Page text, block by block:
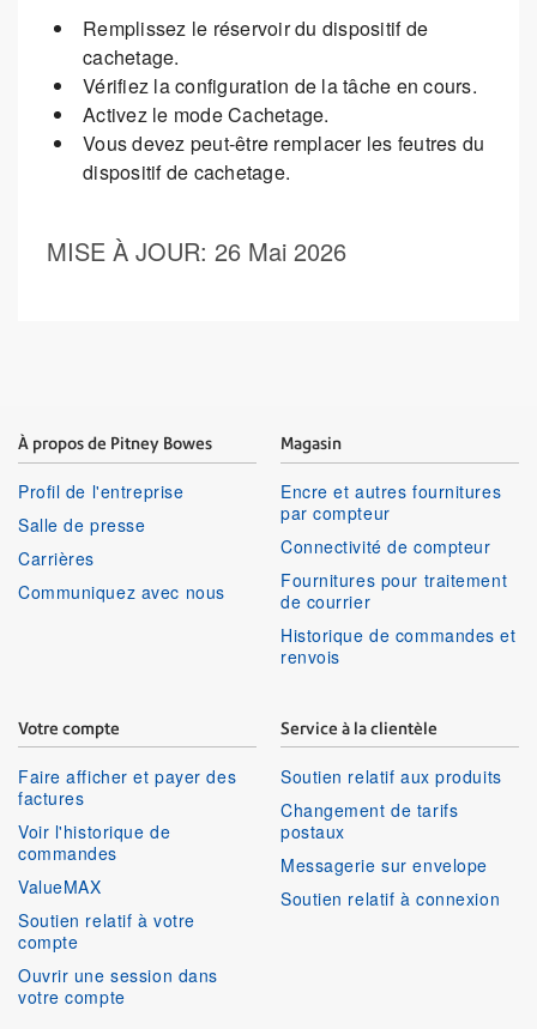
Remplissez le réservoir du dispositif de
cachetage.
Vérifiez la configuration de la tâche en cours.
Activez le mode Cachetage.
Vous devez peut-être remplacer les feutres du
dispositif de cachetage.
MISE À JOUR: 26 Mai 2026
À propos de Pitney Bowes
Profil de l'entreprise
Salle de presse
Carrières
Communiquez avec nous
Magasin
Encre et autres fournitures
par compteur
Connectivité de compteur
Fournitures pour traitement
de courrier
Historique de commandes et
renvois
Votre compte
Faire afficher et payer des
factures
Voir l'historique de
commandes
ValueMAX
Soutien relatif à votre
compte
Ouvrir une session dans
votre compte
Service à la clientèle
Soutien relatif aux produits
Changement de tarifs
postaux
Messagerie sur envelope
Soutien relatif à connexion